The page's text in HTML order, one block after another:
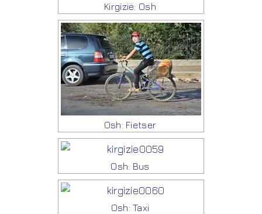
Kirgizië: Osh
Osh: Fietser
Osh: Bus
Osh: Taxi